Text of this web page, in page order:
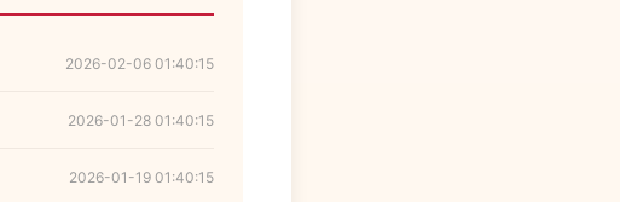
2026-02-06 01:40:15
2026-01-28 01:40:15
2026-01-19 01:40:15